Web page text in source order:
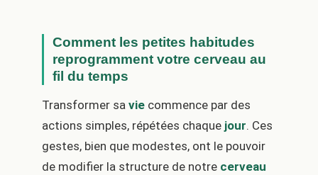
Comment les petites habitudes
reprogramment votre cerveau au
fil du temps
Transformer savie commence par des
actions simples, répétées chaque jour. Ces
gestes, bien que modestes, ont le pouvoir
de modifier la structure de notre cerveau